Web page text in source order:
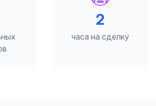
2
часа на сделку